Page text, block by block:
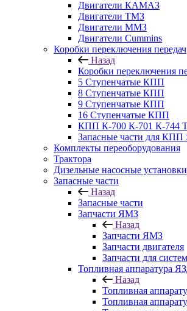
Двигатели КАМАЗ
Двигатели ТМЗ
Двигатели ММЗ
Двигатели Cummins
Коробки переключения передач
Назад
Коробки переключения
5 Ступенчатые КПП
8 Ступенчатые КПП
9 Ступенчатые КПП
16 Ступенчатые КПП
КПП К-700 К-701 К-744
Запасные части для
Комплекты переоборудования
Трактора
Дизельные насосные установки
Запасные части
Назад
Запасные части
Запчасти ЯМЗ
Назад
Запчасти ЯМЗ
Запчасти двигателя
Запчасти для
Топливная аппаратура
Назад
Топливная
Топливная